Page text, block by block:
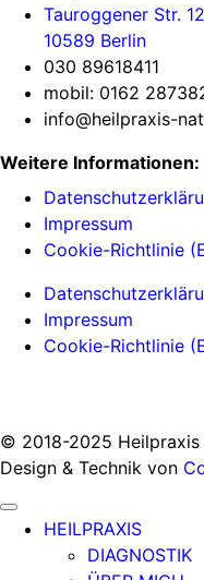
Tauroggener Str. 12
10589 Berlin
030 89618411
mobil: 0162
info@heilpraxis-
Weitere Informationen:
Impressum
Cookie-Richtlinie
Impressum
Cookie-Richtlinie
© 2018-2025 Heilpraxis
Design & Technik von
HEILPRAXIS
DIAGNOSTIK